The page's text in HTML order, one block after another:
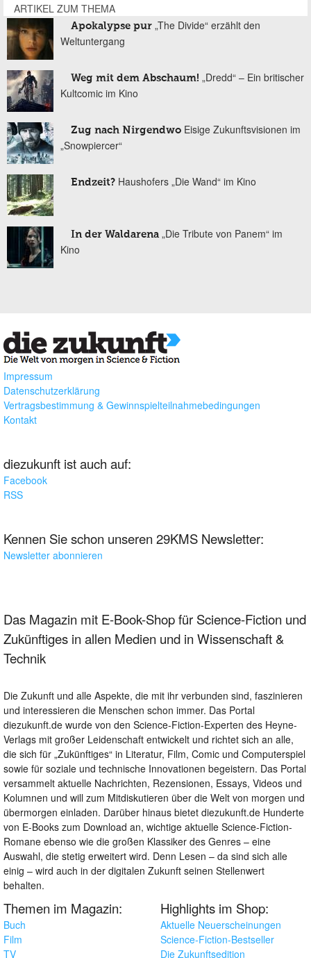
ARTIKEL ZUM THEMA
Apokalypse pur „The Divide“ erzählt den
Weltuntergang
Weg mit dem Abschaum! „Dredd“ – Ein britischer
Kultcomic im Kino
Zug nach Nirgendwo Eisige Zukunftsvisionen im
„Snowpiercer“
Endzeit? Haushofers „Die Wand“ im Kino
In der Waldarena „Die Tribute von Panem“ im
Kino
Impressum
Datenschutzerklärung
Vertragsbestimmung & Gewinnspielteilnahmebedingungen
Kontakt
diezukunft ist auch auf:
Facebook
RSS
Kennen Sie schon unseren 29KMS Newsletter:
Newsletter abonnieren
Das Magazin mit E-Book-Shop für Science-Fiction und
Zukünftiges in allen Medien und in Wissenschaft &
Technik
Die Zukunft und alle Aspekte, die mit ihr verbunden sind, faszinieren
und interessieren die Menschen schon immer. Das Portal
diezukunft.de wurde von den Science-Fiction-Experten des Heyne-
Verlags mit großer Leidenschaft entwickelt und richtet sich an alle,
die sich für „Zukünftiges“ in Literatur, Film, Comic und Computerspiel
sowie für soziale und technische Innovationen begeistern. Das Portal
versammelt aktuelle Nachrichten, Rezensionen, Essays, Videos und
Kolumnen und will zum Mitdiskutieren über die Welt von morgen und
übermorgen einladen. Darüber hinaus bietet diezukunft.de Hunderte
von E-Books zum Download an, wichtige aktuelle Science-Fiction-
Romane ebenso wie die großen Klassiker des Genres – eine
Auswahl, die stetig erweitert wird. Denn Lesen – da sind sich alle
einig – wird auch in der digitalen Zukunft seinen Stellenwert
behalten.
Themen im Magazin:
Buch
Film
TV
Highlights im Shop:
Aktuelle Neuerscheinungen
Science-Fiction-Bestseller
Die Zukunftsedition